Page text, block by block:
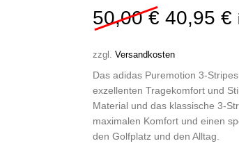
50,00€ 40,95 €
zzgl. Versandkosten
Das adidas Puremotion 3-
exzellenten Tragekomfort und
Material und das klassische 3-
maximalen Komfort und einen
den Golfplatz und den Alltag.